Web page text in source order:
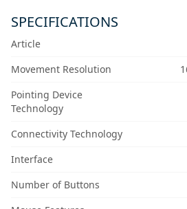
SPECIFICATIONS
Article
Movement Resolution
Pointing Device
Technology
Connectivity Technology
Interface
Number of Buttons